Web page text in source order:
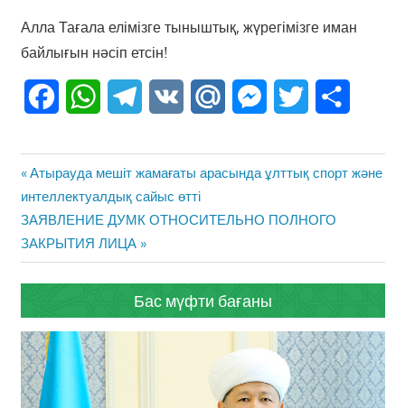
Алла Тағала елімізге тыныштық, жүрегімізге иман
байлығын нәсіп етсін!
FacebookWhatsAppTelegram
VK Mail.Ru Messenger
Twitter
Жазба
навигациясы
Previous
Post:
Атырауда мешіт жамағаты арасында ұлттық спорт және
интеллектуалдық сайыс өтті
Next
Post:
ЗАЯВЛЕНИЕ ДУМК ОТНОСИТЕЛЬНО ПОЛНОГО
ЗАКРЫТИЯ ЛИЦА
Бас мүфти бағаны